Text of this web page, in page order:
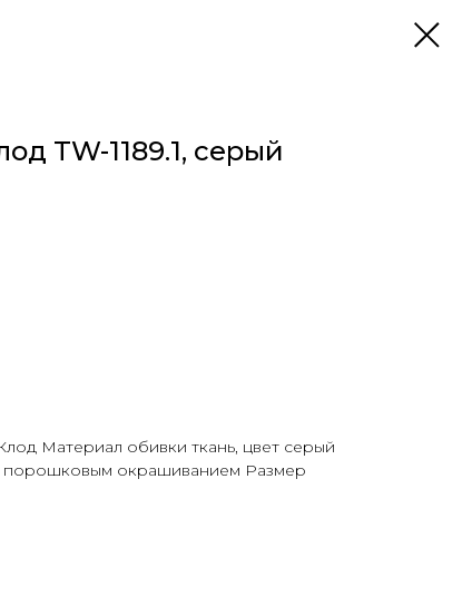
TW-1189.1, серый
Материал обивки ткань, цвет серый
порошковым окрашиванием Размер